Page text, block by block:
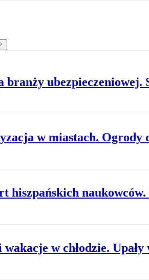
branży ubezpieczeniowej.
w miastach. Ogrody
hiszpańskich
w chłodzie.